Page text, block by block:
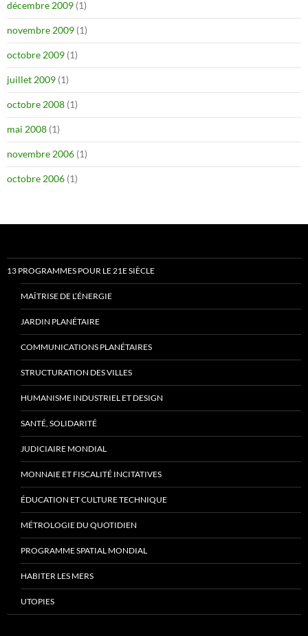
décembre 2009 (1)
novembre 2009 (1)
octobre 2009 (1)
juillet 2009 (1)
octobre 2008 (1)
mai 2008 (1)
novembre 2006 (1)
octobre 2006 (1)
13 PROGRAMMES POUR LE 21E SIÈCLE
MAÎTRISE DE L’ÉNERGIE
JARDIN PLANÉTAIRE
COMMUNICATIONS PLANÉTAIRES
STRUCTURATION DES VILLES
HUMANISME INDUSTRIEL ET DESIGN
SANTÉ, SOLIDARITÉ
JUDICIAIRE MONDIAL
MONNAIE ET FISCALITÉ INCITATIVES
ÉDUCATION ET CULTURE TECHNIQUE
MÉTROLOGIE DU QUOTIDIEN
PROGRAMME SPATIAL MONDIAL
HABITER LES MERS
UTOPIES